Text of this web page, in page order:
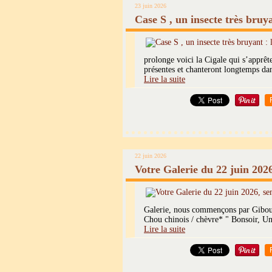
23 juin 2026
Case S , un insecte très
prolonge voici la Cigale qui
présentes et chanteront longtemps
Lire la suite
22 juin 2026
Votre Galerie du 22 juin
Galerie, nous commençons par
Chou chinois / chèvre* " Bonsoir,
Lire la suite